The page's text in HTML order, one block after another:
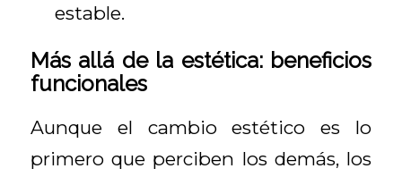
estable.
Más allá de la estética: beneficios
funcionales
Aunque el cambio estético es lo
primero que perciben los demás, los